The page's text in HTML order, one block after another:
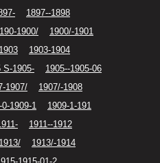
1897--1898
190-1900/
1900/-1901
1903-1904
S-1905-
1905--1905-06
1907/
1907/-1908
0-1909-1
1909-1-191
1911--1912
1913/-1914